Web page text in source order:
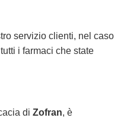
servizio clienti, nel caso
i farmaci che state
di Zofran, è